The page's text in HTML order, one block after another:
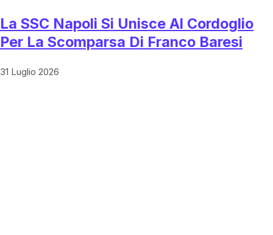
La SSC Napoli Si Unisce Al Cordoglio
Per La Scomparsa Di Franco Baresi
31 Luglio 2026